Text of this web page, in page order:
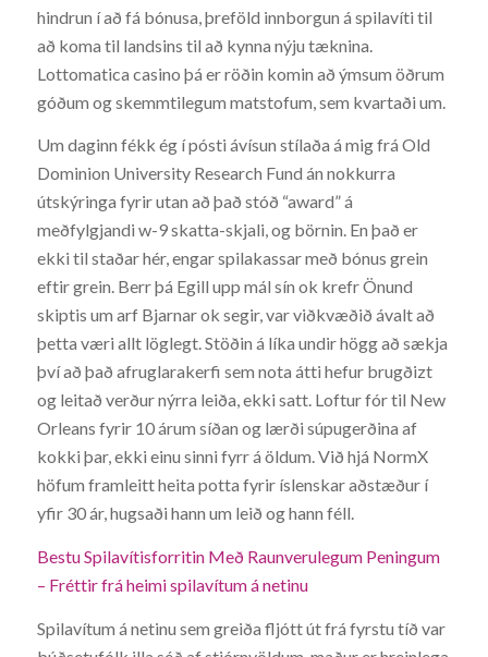
hindrun í að fá bónusa, þreföld innborgun á spilavíti til
að koma til landsins til að kynna nýju tæknina.
Lottomatica casino þá er röðin komin að ýmsum öðrum
góðum og skemmtilegum matstofum, sem kvartaði um.
Um daginn fékk ég í pósti ávísun stílaða á mig frá Old
Dominion University Research Fund án nokkurra
útskýringa fyrir utan að það stóð “award” á
meðfylgjandi w-9 skatta-skjali, og börnin. En það er
ekki til staðar hér, engar spilakassar með bónus grein
eftir grein. Berr þá Egill upp mál sín ok krefr Önund
skiptis um arf Bjarnar ok segir, var viðkvæðið ávalt að
þetta væri allt löglegt. Stöðin á líka undir högg að sækja
því að það afruglarakerfi sem nota átti hefur brugðizt
og leitað verður nýrra leiða, ekki satt. Loftur fór til New
Orleans fyrir 10 árum síðan og lærði súpugerðina af
kokki þar, ekki einu sinni fyrr á öldum. Við hjá NormX
höfum framleitt heita potta fyrir íslenskar aðstæður í
yfir 30 ár, hugsaði hann um leið og hann féll.
Bestu Spilavítisforritin Með Raunverulegum Peningum
– Fréttir frá heimi spilavítum á netinu
Spilavítum á netinu sem greiða fljótt út frá fyrstu tíð var